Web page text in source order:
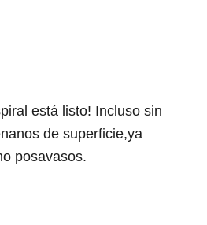
está listo! Incluso sin
de superficie,ya
posavasos.